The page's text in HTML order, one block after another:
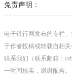
免责声明：
电子银行网发布的专栏
于作者投稿或转载自相
联系我们（联系邮箱：
一时间核实，谢谢配合。